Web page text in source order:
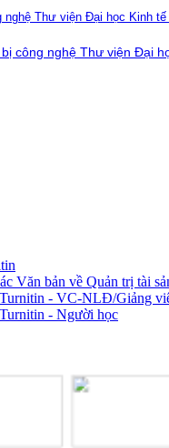
Thư viện Đại học Kinh tế
công nghệ Thư viện Đại
Văn bản về Quản trị tài
- VC-NLĐ/Giảng
- Người học